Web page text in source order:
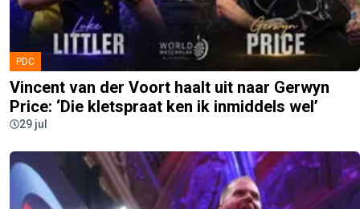
PDC
Vincent van der Voort haalt uit naar Gerwyn
Price: ‘Die kletspraat ken ik inmiddels wel’
29 jul